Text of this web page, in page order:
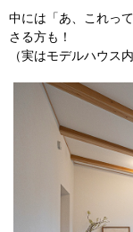
中には「あ、これっ
さる方も！
（実はモデルハウス